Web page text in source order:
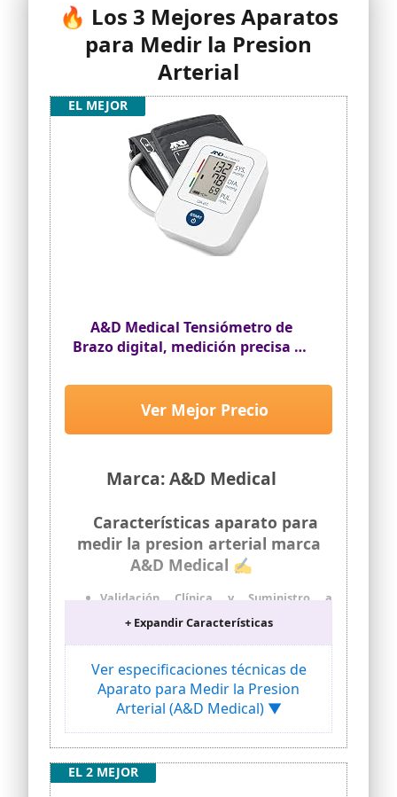
🔥 Los 3 Mejores Aparatos
para Medir la Presion
Arterial
A&D Medical Tensiómetro de
Brazo digital, medición precisa de
validado clinicamente – UA-611
Marca: A&D Medical
Ver Mejor Precio
EL MEJOR
Características aparato para
medir la presion arterial marca
A&D Medical ✍
Validación Clínica y Suministro a
instituciones médicas gracias a su
validación clínica completa conforme a
estándares médicos reconocidos. ✅ Las
pruebas de validación son realizadas por
investigadores clínicos independientes
(no por el fabricante), garantizando
imparcialidad y evitando conflictos de
reconocidos, incluido ISO 81060‑2. A&D
+ Expandir Características
Ver especificaciones técnicas de
Aparato para Medir la Presion
Arterial (A&D Medical) ▼
EL 2 MEJOR